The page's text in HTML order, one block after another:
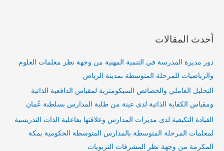
أحدث المقالات
دور مديرة المدرسة في التنمية المهنية من وجهة نظر معلمات العلوم
والرياضيات للمرحلة المتوسطة بمدينة الرياض
التحليل العاملي والخصائص السيكومترية لمقياس الدافعية الذاتية
ومقياس الكفاية الذاتية لدى عينة من طلبة المدارس بسلطنة عُمان
القيادة التكيفية لدى مديرات المدارس وعلاقتها بفاعلية الذات التدريسية
لمعلمات المرحلة المتوسطة بالمدارس المتوسطة الحكومية بمكة
المكرمة من وجهة نظر المشرفات التربويات